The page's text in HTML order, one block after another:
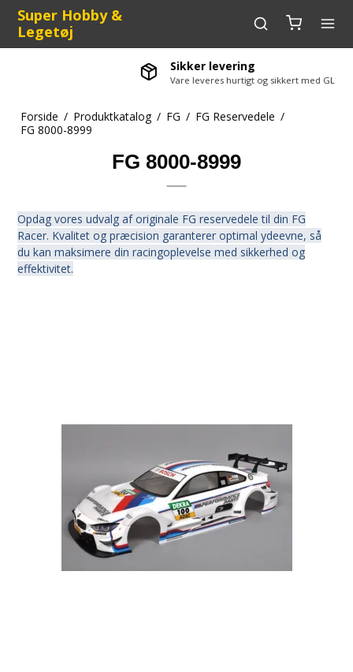
Super Hobby &
Legetøj
Sikker levering
Vare leveres hurtigt og sikkert med GLS
Forside / Produktkatalog / FG / FG Reservedele /
FG 8000-8999
FG 8000-8999
Opdag vores udvalg af originale FG reservedele til din FG
Racer. Kvalitet og præcision garanterer optimal ydeevne, så
du kan maksimere din racingoplevelse med sikkerhed og
effektivitet.